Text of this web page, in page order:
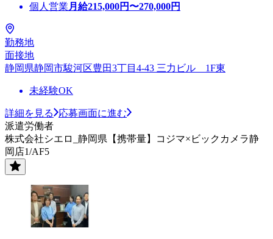
個人営業 月給215,000円〜270,000円
勤務地
面接地
静岡県静岡市駿河区豊田3丁目4-43 三力ビル 1F東
未経験OK
詳細を見る
応募画面に進む
派遣労働者
株式会社シエロ_静岡県【携帯量】コジマ×ビックカメラ静
岡店1/AF5